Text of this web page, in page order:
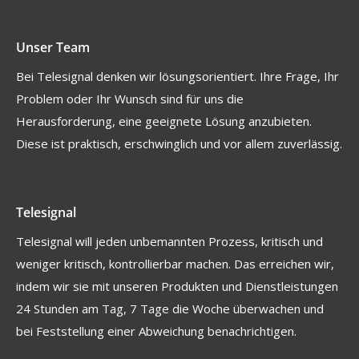
Unser Team
Bei Telesignal denken wir lösungsorientiert. Ihre Frage, Ihr
Problem oder Ihr Wunsch sind für uns die
Herausforderung, eine geeignete Lösung anzubieten.
Diese ist praktisch, erschwinglich und vor allem zuverlässig.
Telesignal
Telesignal will jeden unbemannten Prozess, kritisch und
weniger kritisch, kontrollierbar machen. Das erreichen wir,
indem wir sie mit unseren Produkten und Dienstleistungen
24 Stunden am Tag, 7 Tage die Woche überwachen und
bei Feststellung einer Abweichung benachrichtigen.